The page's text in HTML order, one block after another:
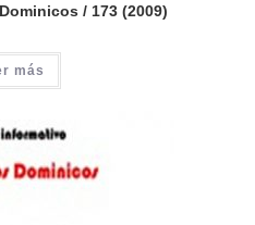
/ 173 (2009)
más